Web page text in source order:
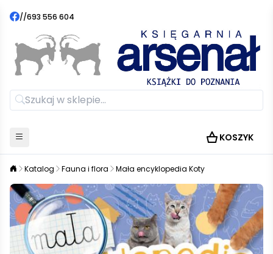
//693 556 604
KOSZYK
Katalog Fauna i flora Mała encyklopedia Koty